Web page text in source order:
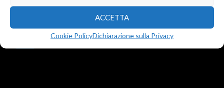
ACCETTA
Cookie PolicyDichiarazione sulla Privacy